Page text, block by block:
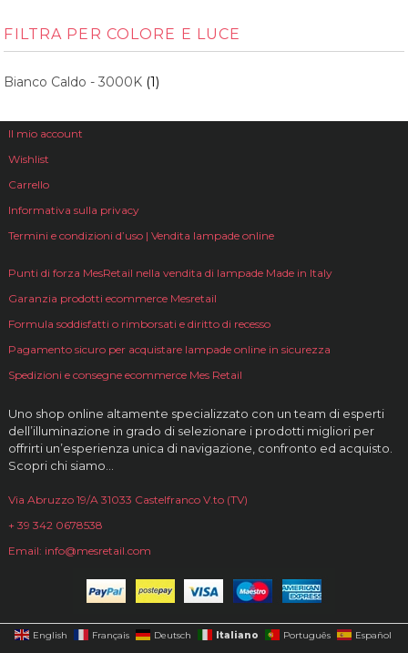
FILTRA PER COLORE E LUCE
Bianco Caldo - 3000K (1)
Il mio account
Wishlist
Carrello
Informativa sulla privacy
Termini e condizioni d’uso | Vendita lampade online
Punti di forza MesRetail nella vendita di lampade Made in Italy
Garanzia prodotti ecommerce Mesretail
Formula soddisfatti o rimborsati e diritto di recesso
Pagamento sicuro per acquistare lampade online in sicurezza
Spedizioni e consegne ecommerce Mes Retail
Uno shop online altamente specializzato con un team di esperti
dell’illuminazione in grado di selezionare i prodotti migliori per
offrirti un’esperienza unica di navigazione, confronto ed acquisto.
Scopri chi siamo…
Via Abruzzo 19/A 31033 Castelfranco V.to (TV)
+ 39 342 0678538
Email: info@mesretail.com
English Français Deutsch Italiano Português Español